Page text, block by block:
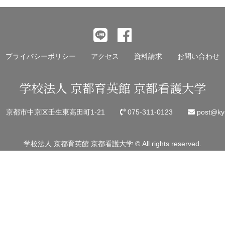
プライバシーポリシー アクセス 資料請求 お問い合わせ
学校法人 京都育英館 京都看護大学
都市中京区壬生東高田町1-21 075-311-0123
学校法人 京都育英館 京都看護大学 © All rights reserved.